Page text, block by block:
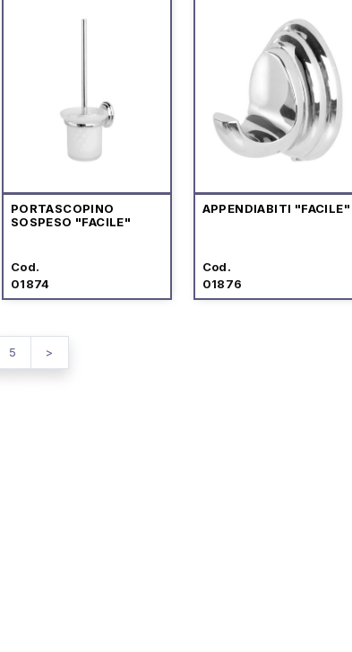
PORTASCOPINO
SOSPESO "FACILE"
Cod.
01874
APPENDIABITI "FACILE"
Cod.
01876
5 >